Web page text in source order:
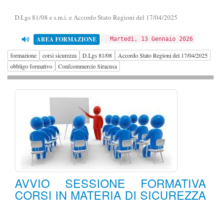
D.Lgs 81/08 e s.m.i. e Accordo Stato Regioni del 17/04/2025
AREA FORMAZIONE Martedì, 13 Gennaio 2026
formazione corsi sicurezza D.Lgs 81/08
Accordo Stato Regioni del 17/04/2025
obbligo formativo
Confcommercio Siracusa
AVVIO SESSIONE FORMATIVA
CORSI IN MATERIA DI SICUREZZA